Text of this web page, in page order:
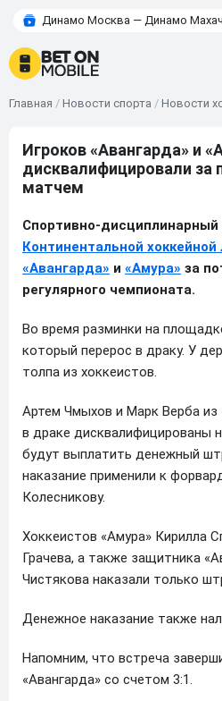
Динамо Москва — Динамо
Главная / Новости спорта / Новости
Игроков «Авангарда» и
дисквалифицировали за
матчем
Спортивно-дисциплинарный
Континентальной хоккейной
«Авангарда» и «Амура» за
регулярного чемпионата.
Во время разминки на
который перерос в драку. У
толпа из хоккеистов.
Артем Чмыхов и Марк Верба из
в драке дисквалифицированы
будут выплатить денежный
наказание применили к
Колесникову.
Хоккеистов «Амура» Кирилла
Грачева, а также защитника
Чистякова наказали только
Денежное наказание также
Напомним, что встреча
«Авангарда» со счетом 3:1.